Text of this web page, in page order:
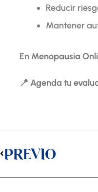
Reducir
Mantener
En Menopausia
📍 Agenda tu
PREVIO